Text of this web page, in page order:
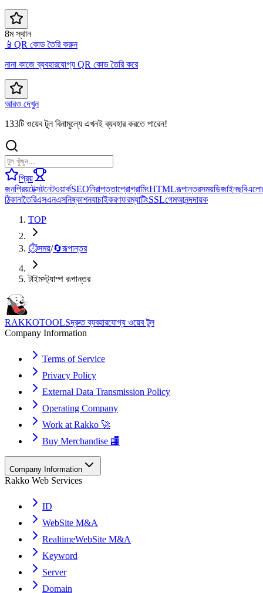
8ম স্থান
📱 QR কোড তৈরি করুন
নানা কাজে ব্যবহারযোগ্য QR কোড তৈরি করে
আরও দেখুন
133টি ওয়েব টুল বিনামূল্যে এখনই ব্যবহার করতে পারেন!
প্রিয়
জনপ্রিয়টেক্সটনেটওয়ার্কSEOনিরাপত্তাপ্রোগ্রামিংHTMLরূপান্তরসময়ডিজাইনছবি
ঠিকানাতৈরিএসএনএসনিষ্কাশনযাচাইকরণফরম্যাটিংSSLগেমআনন্দদায়ক
TOP
⏱️সময়/🔄রূপান্তর
টাইমস্ট্যাম্প রূপান্তর
RAKKOTOOLSদ্রুত ব্যবহারযোগ্য ওয়েব টুল
Company Information
Terms of Service
Privacy Policy
External Data Transmission Policy
Operating Company
Work at Rakko 🚀
Buy Merchandise 🏬
Company Information
Rakko Web Services
ID
WebSite M&A
RealtimeWebSite M&A
Keyword
Server
Domain